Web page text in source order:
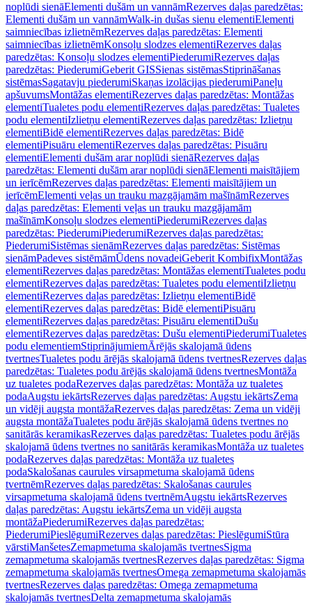
noplūdi sienāElementi dušām un vannāmRezerves daļas paredzētas:
Elementi dušām un vannāmWalk-in dušas sienu elementiElementi
saimniecības izlietnēmRezerves daļas paredzētas: Elementi
saimniecības izlietnēmKonsoļu slodzes elementiRezerves daļas
paredzētas: Konsoļu slodzes elementiPiederumiRezerves daļas
paredzētas: PiederumiGeberit GISSienas sistēmasStiprināšanas
sistēmasSagatavju piederumiSkaņas izolācijas piederumiPaneļu
apšuvumsMontāžas elementiRezerves daļas paredzētas: Montāžas
elementiTualetes podu elementiRezerves daļas paredzētas: Tualetes
podu elementiIzlietņu elementiRezerves daļas paredzētas: Izlietņu
elementiBidē elementiRezerves daļas paredzētas: Bidē
elementiPisuāru elementiRezerves daļas paredzētas: Pisuāru
elementiElementi dušām arar noplūdi sienāRezerves daļas
paredzētas: Elementi dušām arar noplūdi sienāElementi maisītājiem
un ierīcēmRezerves daļas paredzētas: Elementi maisītājiem un
ierīcēmElementi veļas un trauku mazgājamām mašīnāmRezerves
daļas paredzētas: Elementi veļas un trauku mazgājamām
mašīnāmKonsoļu slodzes elementiPiederumiRezerves daļas
paredzētas: PiederumiPiederumiRezerves daļas paredzētas:
PiederumiSistēmas sienāmRezerves daļas paredzētas: Sistēmas
sienāmPadeves sistēmāmŪdens novadeiGeberit KombifixMontāžas
elementiRezerves daļas paredzētas: Montāžas elementiTualetes podu
elementiRezerves daļas paredzētas: Tualetes podu elementiIzlietņu
elementiRezerves daļas paredzētas: Izlietņu elementiBidē
elementiRezerves daļas paredzētas: Bidē elementiPisuāru
elementiRezerves daļas paredzētas: Pisuāru elementiDušu
elementiRezerves daļas paredzētas: Dušu elementiPiederumiTualetes
podu elementiemStiprinājumiemĀrējās skalojamā ūdens
tvertnesTualetes podu ārējās skalojamā ūdens tvertnesRezerves daļas
paredzētas: Tualetes podu ārējās skalojamā ūdens tvertnesMontāža
uz tualetes podaRezerves daļas paredzētas: Montāža uz tualetes
podaAugstu iekārtsRezerves daļas paredzētas: Augstu iekārtsZema
un vidēji augsta montāžaRezerves daļas paredzētas: Zema un vidēji
augsta montāžaTualetes podu ārējās skalojamā ūdens tvertnes no
sanitārās keramikasRezerves daļas paredzētas: Tualetes podu ārējās
skalojamā ūdens tvertnes no sanitārās keramikasMontāža uz tualetes
podaRezerves daļas paredzētas: Montāža uz tualetes
podaSkalošanas caurules virsapmetuma skalojamā ūdens
tvertnēmRezerves daļas paredzētas: Skalošanas caurules
virsapmetuma skalojamā ūdens tvertnēmAugstu iekārtsRezerves
daļas paredzētas: Augstu iekārtsZema un vidēji augsta
montāžaPiederumiRezerves daļas paredzētas:
PiederumiPieslēgumiRezerves daļas paredzētas: PieslēgumiStūra
vārstiManšetesZemapmetuma skalojamās tvertnesSigma
zemapmetuma skalojamās tvertnesRezerves daļas paredzētas: Sigma
zemapmetuma skalojamās tvertnesOmega zemapmetuma skalojamās
tvertnesRezerves daļas paredzētas: Omega zemapmetuma
skalojamās tvertnesDelta zemapmetuma skalojamās